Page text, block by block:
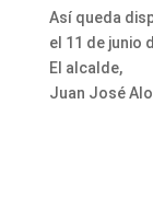
Así queda
el 11 de junio
El alcalde,
Juan José